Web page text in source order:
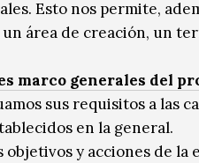
Esto nos permite,
área de creación, un
marco generales del
sus requisitos a las
en la general.
y acciones de la